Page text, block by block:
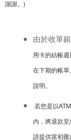
謝謝。)
由於收單
用卡的結帳
在下期的帳
說明。
若您是以ATM
內，將退款
請提供當初